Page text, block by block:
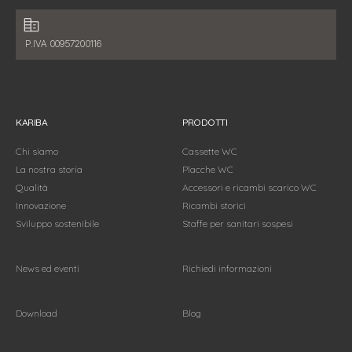
Dati fiscali:
P.IVA 00957200116
KARIBA
Chi siamo
La nostra storia
Qualità
Innovazione
Sviluppo sostenibile
PRODOTTI
Cassette WC
Placche WC
Accessori e ricambi scarico WC
Ricambi storici
Staffe per sanitari sospesi
News ed eventi Richiedi informazioni
Download Blog